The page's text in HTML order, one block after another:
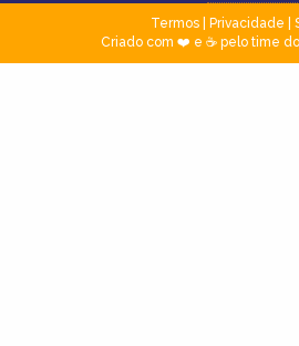
Termos| Privacidade
Criado com ❤️ e ☕ pelo time